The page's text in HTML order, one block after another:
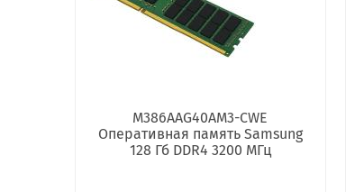
M386AAG40AM3-CWE
Оперативная память Samsung
128 Гб DDR4 3200 МГц